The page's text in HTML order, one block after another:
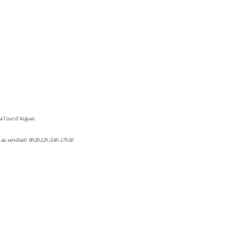
Tour d'Aigues
vendredi 9h30-12h /14h-17h30